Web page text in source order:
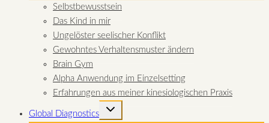
Selbstbewusstsein
Das Kind in mir
Ungelöster seelischer Konflikt
Gewohntes Verhaltensmuster ändern
Brain Gym
Alpha Anwendung im Einzelsetting
Erfahrungen aus meiner kinesiologischen Praxis
Global Diagnostics
UNTERMENÜ